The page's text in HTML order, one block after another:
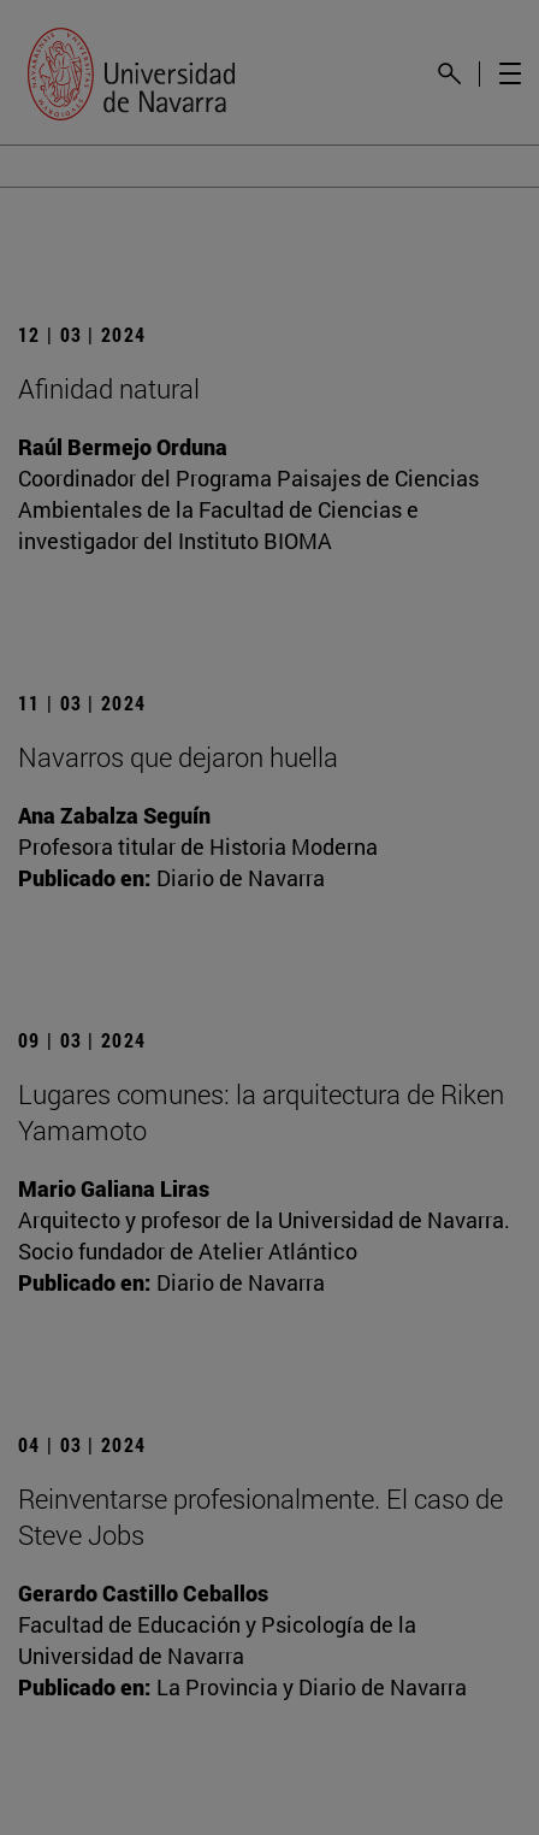
12 | 03 | 2024
Afinidad natural
Raúl Bermejo Orduna
Coordinador del Programa Paisajes de Ciencias
Ambientales de la Facultad de Ciencias e
investigador del Instituto BIOMA
11 | 03 | 2024
Navarros que dejaron huella
Ana Zabalza Seguín
Profesora titular de Historia Moderna
Publicado en: Diario de Navarra
09 | 03 | 2024
Lugares comunes: la arquitectura de Riken
Yamamoto
Mario Galiana Liras
Arquitecto y profesor de la Universidad de Navarra.
Socio fundador de Atelier Atlántico
Publicado en: Diario de Navarra
04 | 03 | 2024
Reinventarse profesionalmente. El caso de
Steve Jobs
Gerardo Castillo Ceballos
Facultad de Educación y Psicología de la
Universidad de Navarra
Publicado en: La Provincia y Diario de Navarra